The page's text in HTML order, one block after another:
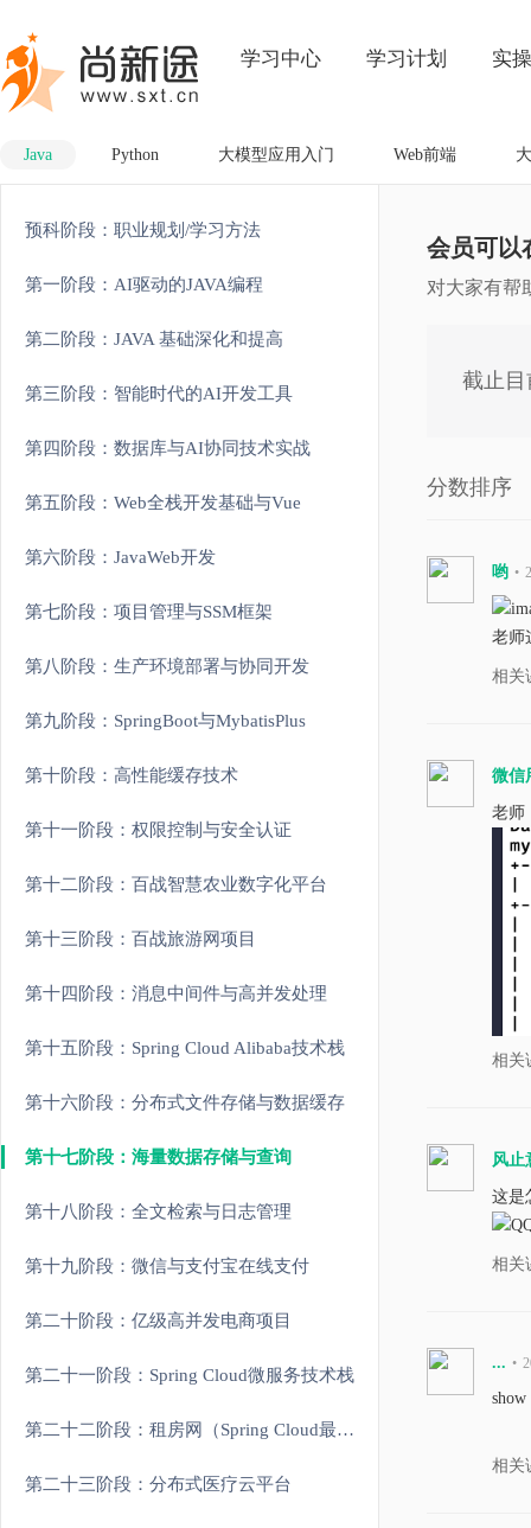
学习中心 学习计划 实操
Java Python 大模型应用入门 Web前端
预科阶段：职业规划/学习方法
第一阶段：AI驱动的JAVA编程
第二阶段：JAVA 基础深化和提高
第三阶段：智能时代的AI开发工具
第四阶段：数据库与AI协同技术实战
第五阶段：Web全栈开发基础与Vue
第六阶段：JavaWeb开发
第七阶段：项目管理与SSM框架
第八阶段：生产环境部署与协同开发
第九阶段：SpringBoot与MybatisPlus
第十阶段：高性能缓存技术
第十一阶段：权限控制与安全认证
第十二阶段：百战智慧农业数字化平台
第十三阶段：百战旅游网项目
第十四阶段：消息中间件与高并发处理
第十五阶段：Spring Cloud Alibaba技术栈
第十六阶段：分布式文件存储与数据缓存
第十七阶段：海量数据存储与查询
第十八阶段：全文检索与日志管理
第十九阶段：微信与支付宝在线支付
第二十阶段：亿级高并发电商项目
第二十一阶段：Spring Cloud微服务技术栈
第二十二阶段：租房网（Spring Cloud最新架构）
第二十三阶段：分布式医疗云平台
会员可以
对大家有帮
截止
分数排序
哟 •
老师
相关
微信
老师
相关
风止
这是
相关
... •
相关